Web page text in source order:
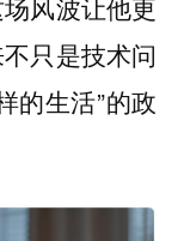
风波让他更
只是技术问
的生活”的政